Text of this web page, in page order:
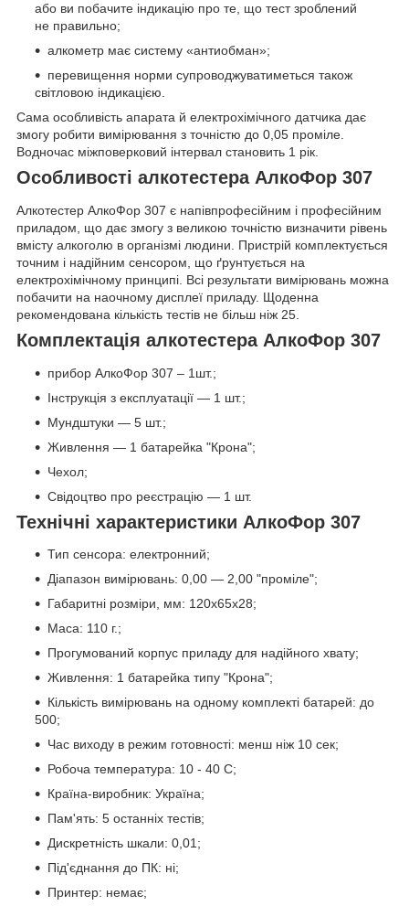
або ви побачите індикацію про те, що тест зроблений
не правильно;
алкометр має систему «антиобман»;
перевищення норми супроводжуватиметься також
світловою індикацією.
Сама особливість апарата й електрохімічного датчика дає
змогу робити вимірювання з точністю до 0,05 проміле.
Водночас міжповерковий інтервал становить 1 рік.
Особливості алкотестера АлкоФор 307
Алкотестер АлкоФор 307 є напівпрофесійним і професійним
приладом, що дає змогу з великою точністю визначити рівень
вмісту алкоголю в організмі людини. Пристрій комплектується
точним і надійним сенсором, що ґрунтується на
електрохімічному принципі. Всі результати вимірювань можна
побачити на наочному дисплеї приладу. Щоденна
рекомендована кількість тестів не більш ніж 25.
Комплектація алкотестера АлкоФор 307
прибор АлкоФор 307 – 1шт.;
Інструкція з експлуатації — 1 шт.;
Мундштуки — 5 шт.;
Живлення — 1 батарейка "Крона";
Чехол;
Свідоцтво про реєстрацію — 1 шт.
Технічні характеристики АлкоФор 307
Тип сенсора: електронний;
Діапазон вимірювань: 0,00 — 2,00 "проміле";
Габаритні розміри, мм: 120х65х28;
Маса: 110 г.;
Прогумований корпус приладу для надійного хвату;
Живлення: 1 батарейка типу "Крона";
Кількість вимірювань на одному комплекті батарей: до
500;
Час виходу в режим готовності: менш ніж 10 сек;
Робоча температура: 10 - 40 С;
Країна-виробник: Україна;
Пам'ять: 5 останніх тестів;
Дискретність шкали: 0,01;
Під'єднання до ПК: ні;
Принтер: немає;